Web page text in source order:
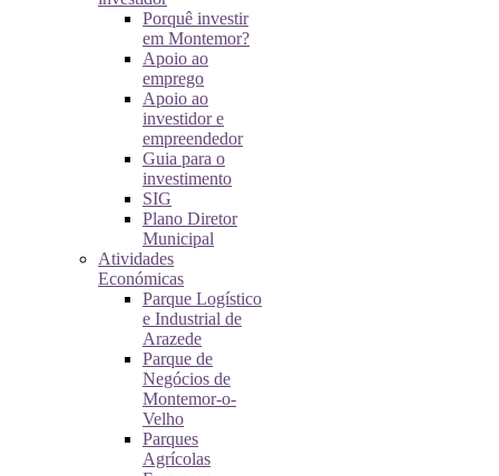
Porquê investir
em Montemor?
Apoio ao
emprego
Apoio ao
investidor e
empreendedor
Guia para o
investimento
SIG
Plano Diretor
Municipal
Atividades
Económicas
Parque Logístico
e Industrial de
Arazede
Parque de
Negócios de
Montemor-o-
Velho
Parques
Agrícolas